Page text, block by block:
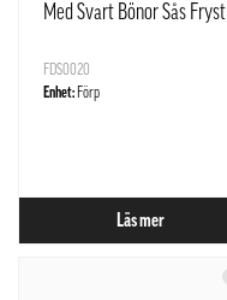
Med Svart Bönor Sås Fryst
FDS0020
Enhet: Förp
Läs mer